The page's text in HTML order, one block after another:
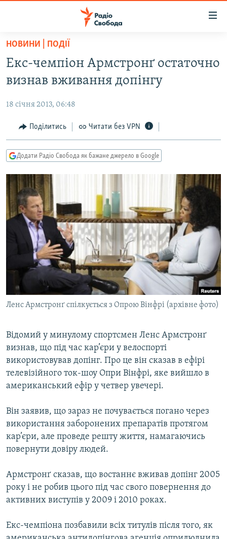
Перейти
основного
матеріалу
до
навігації
Перейти
до
ПОЛІТИКА
ЕКОНОМІКА
КУЛЬТУРА
СПОРТ
УКРАЇНА
СВІТ
ВІЙНА
РОСІЙСЬКА «ФІЛЬТРАЦІЯ»
КРИМ.РЕАЛІЇ
ТИ ЯК?
СХЕМИ
КИТАЙ.ВИКЛИКИ
МУЛЬТИМЕДІА
ФОТО
СПЕЦПРОЄКТИ
ПОДКАСТИ
РУС
УКР
КТАТ
НОВИНИ | ПОДІЇ
Екс-чемпіон Армстронґ остаточно
визнав вживання допінгу
18 січня 2013, 06:48
Поділитись Читати без VPN
Додати Радіо Свобода як бажане джерело в Google
Ленс Армстронґ спілкується з Опрою Вінфрі (архівне фото)
Відомий у минулому спортсмен Ленс Армстронґ
визнав, що під час кар’єри у велоспорті
використовував допінг. Про це він сказав в ефірі
телевізійного ток-шоу Опри Вінфрі, яке вийшло в
американський ефір у четвер увечері.
Він заявив, що зараз не почувається погано через
використання заборонених препаратів протягом
кар’єри, але проведе решту життя, намагаючись
повернути довіру людей.
Армстронґ сказав, що востаннє вживав допінг 2005
року і не робив цього під час свого повернення до
активних виступів у 2009 і 2010 роках.
Екс-чемпіона позбавили всіх титулів після того, як